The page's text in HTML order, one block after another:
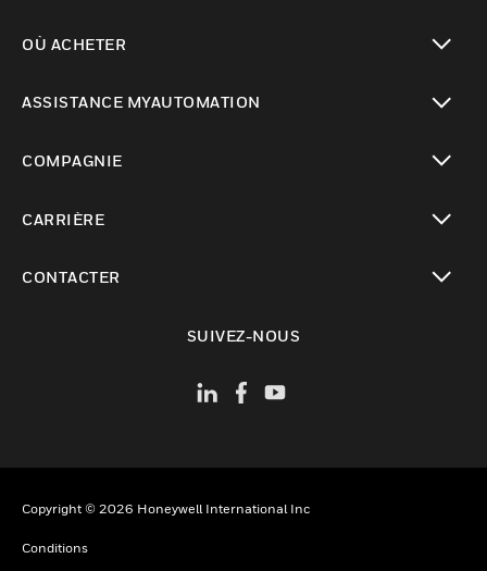
OÙ ACHETER
ASSISTANCE MYAUTOMATION
COMPAGNIE
CARRIÈRE
CONTACTER
SUIVEZ-NOUS
Copyright © 2026 Honeywell International Inc
Conditions